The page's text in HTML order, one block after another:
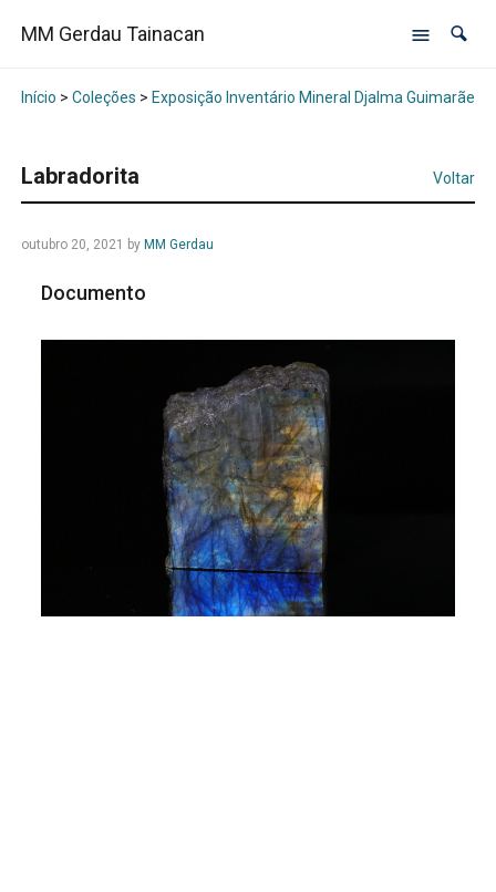
MM Gerdau Tainacan
Início > Coleções > Exposição Inventário Mineral Djalma Guimarães
Labradorita Voltar
outubro 20, 2021 by MM Gerdau
Documento